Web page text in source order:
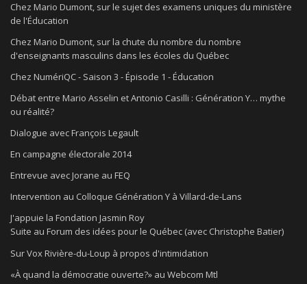
Chez Mario Dumont, sur le sujet des examens uniques du ministère
de l'Éducation
Chez Mario Dumont, sur la chute du nombre du nombre
d'enseignants masculins dans les écoles du Québec
Chez NumériQC - Saison 3 - Épisode 1 - Éducation
Débat entre Mario Asselin et Antonio Casilli : Génération Y… mythe
ou réalité?
Dialogue avec François Legault
En campagne électorale 2014
Entrevue avec Jorane au FEQ
Intervention au Colloque Génération Y à Villard-de-Lans
J'appuie la Fondation Jasmin Roy
Suite au Forum des idées pour le Québec (avec Christophe Batier)
Sur Vox Rivière-du-Loup à propos d'intimidation
«À quand la démocratie ouverte?» au Webcom Mtl